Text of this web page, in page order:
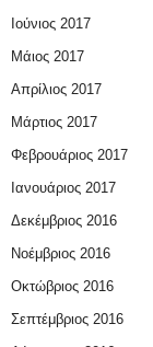
Ιούνιος 2017
Μάιος 2017
Απρίλιος 2017
Μάρτιος 2017
Φεβρουάριος 2017
Ιανουάριος 2017
Δεκέμβριος 2016
Νοέμβριος 2016
Οκτώβριος 2016
Σεπτέμβριος 2016